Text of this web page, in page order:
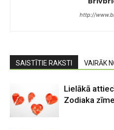
http://
SAISTĪTIE RAKSTI VAIRĀK
Lielākā
Zodiaka zīme